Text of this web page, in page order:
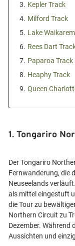
3. Kepler Track
4. Milford Track
5. Lake
6. Rees Dart
7. Paparoa Track
8. Heaphy Track
9. Queen
1. Tongariro
Der Tongariro
Fernwanderung, die
Neuseelands
als mittel eingestuft
die Tour zu
Northern Circuit zu
Dezember. Während
Aussichten und